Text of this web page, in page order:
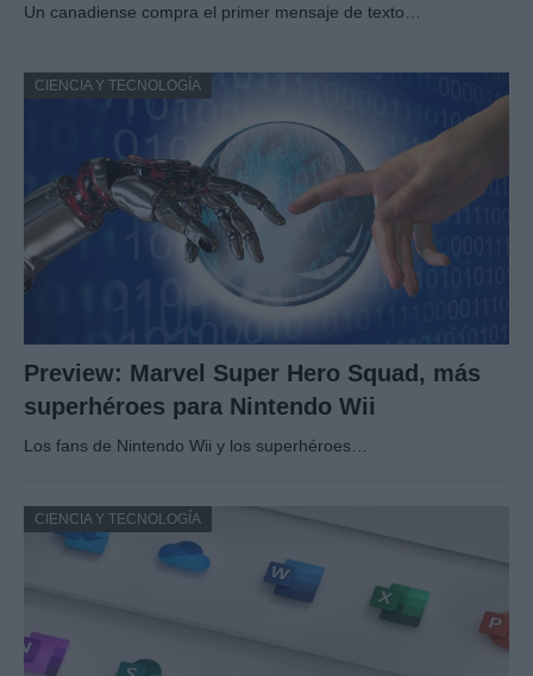
Un canadiense compra el primer mensaje de texto…
CIENCIA Y TECNOLOGÍA
Preview: Marvel Super Hero Squad, más
superhéroes para Nintendo Wii
Los fans de Nintendo Wii y los superhéroes…
CIENCIA Y TECNOLOGÍA